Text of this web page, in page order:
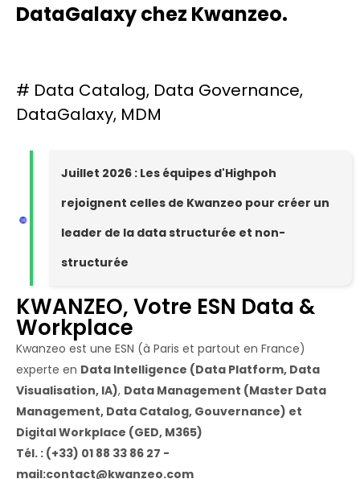
DataGalaxy chez Kwanzeo.
# Data Catalog, Data Governance,
DataGalaxy, MDM
Juillet 2026 : Les équipes d'Highpoh
rejoignent celles de Kwanzeo pour créer un
leader de la data structurée et non-
structurée
KWANZEO, Votre ESN Data &
Workplace
Kwanzeo est une ESN (à Paris et partout en France)
experte en Data Intelligence (Data Platform, Data
Visualisation, IA), Data Management (Master Data
Management, Data Catalog, Gouvernance) et
Digital Workplace (GED, M365)
Tél. : (+33) 01 88 33 86 27 -
mail:contact@kwanzeo.com